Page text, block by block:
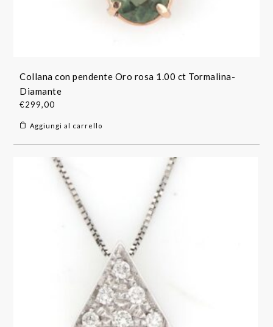
Collana con pendente Oro rosa 1.00 ct Tormalina-
Diamante
€299,00
Aggiungi al carrello